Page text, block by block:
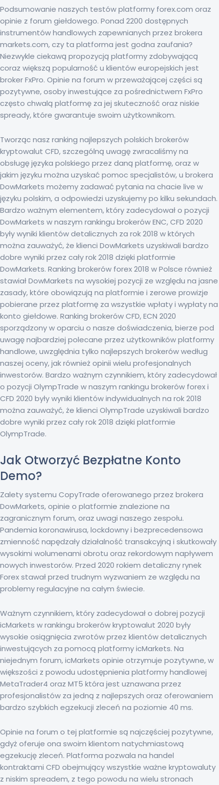
Podsumowanie naszych testów platformy forex.com oraz
opinie z forum giełdowego. Ponad 2200 dostępnych
instrumentów handlowych zapewnianych przez brokera
markets.com, czy ta platforma jest godna zaufania?
Niezwykle ciekawą propozycją platformy zdobywającą
coraz większą popularność u klientów europejskich jest
broker FxPro. Opinie na forum w przeważającej części są
pozytywne, osoby inwestujące za pośrednictwem FxPro
często chwalą platformę za jej skuteczność oraz niskie
spready, które gwarantuje swoim użytkownikom.
Tworząc nasz ranking najlepszych polskich brokerów
kryptowalut CFD, szczególną uwagę zwracaliśmy na
obsługę języka polskiego przez daną platformę, oraz w
jakim języku można uzyskać pomoc specjalistów, u brokera
DowMarkets możemy zadawać pytania na chacie live w
języku polskim, a odpowiedzi uzyskujemy po kilku sekundach.
Bardzo ważnym elementem, który zadecydował o pozycji
DowMarkets w naszym rankingu brokerów ENC, CFD 2020
były wyniki klientów detalicznych za rok 2018 w których
można zauważyć, że klienci DowMarkets uzyskiwali bardzo
dobre wyniki przez cały rok 2018 dzięki platformie
DowMarkets. Ranking brokerów forex 2018 w Polsce również
stawiał DowMarkets na wysokiej pozycji ze względu na jasne
zasady, które obowiązują na platformie i zerowe prowizje
pobierane przez platformę za wszystkie wpłaty i wypłaty na
konto giełdowe. Ranking brokerów CFD, ECN 2020
sporządzony w oparciu o nasze doświadczenia, bierze pod
uwagę najbardziej polecane przez użytkowników platformy
handlowe, uwzględnia tylko najlepszych brokerów według
naszej oceny, jak również opinii wielu profesjonalnych
inwestorów. Bardzo ważnym czynnikiem, który zadecydował
o pozycji OlympTrade w naszym rankingu brokerów forex i
CFD 2020 były wyniki klientów indywidualnych na rok 2018
można zauważyć, że klienci OlympTrade uzyskiwali bardzo
dobre wyniki przez cały rok 2018 dzięki platformie
OlympTrade.
Jak Otworzyć Bezpłatne Konto
Demo?
Zalety systemu CopyTrade oferowanego przez brokera
DowMarkets, opinie o platformie znalezione na
zagranicznym forum, oraz uwagi naszego zespołu.
Pandemia koronawirusa, lockdowny i bezprecedensowa
zmienność napędzały działalność transakcyjną i skutkowały
wysokimi wolumenami obrotu oraz rekordowym napływem
nowych inwestorów. Przed 2020 rokiem detaliczny rynek
Forex stawał przed trudnym wyzwaniem ze względu na
problemy regulacyjne na całym świecie.
Ważnym czynnikiem, który zadecydował o dobrej pozycji
icMarkets w rankingu brokerów kryptowalut 2020 były
wysokie osiągnięcia zwrotów przez klientów detalicznych
inwestujących za pomocą platformy icMarkets. Na
niejednym forum, icMarkets opinie otrzymuje pozytywne, w
większości z powodu udostępnienia platformy handlowej
MetaTrader4 oraz MT5 która jest uznawana przez
profesjonalistów za jedną z najlepszych oraz oferowaniem
bardzo szybkich egzekucji zleceń na poziomie 40 ms.
Opinie na forum o tej platformie są najczęściej pozytywne,
gdyż oferuje ona swoim klientom natychmiastową
egzekucję zleceń. Platforma pozwala na handel
kontraktami CFD obejmujący wszystkie ważne kryptowaluty
z niskim spreadem, z tego powodu na wielu stronach